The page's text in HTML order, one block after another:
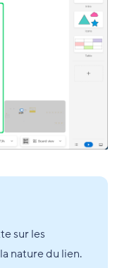
sur les
nature du lien.